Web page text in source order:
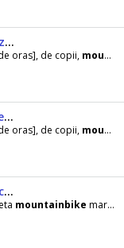
Bicicleta arad dame McKenzie_ city, roti 28, albastru, K Noua!
oras], de copii, mountainbike
Bicicleta dame Retro Jacques Laffite roti pe 28 !
oras], de copii, mountainbike
Ansamblu sport- bicicleta+carucior copii
mountainbike marca RIXE(